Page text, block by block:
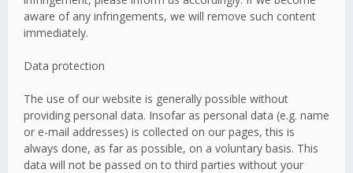
aware of any infringements, we will remove such content
immediately.
Data protection
The use of our website is generally possible without
providing personal data. Insofar as personal data (e.g. name
or e-mail addresses) is collected on our pages, this is
always done, as far as possible, on a voluntary basis. This
data will not be passed on to third parties without your